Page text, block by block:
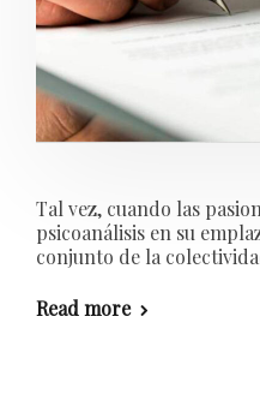
Tal vez, cuando las
psicoanálisis en su
conjunto de la
Read more